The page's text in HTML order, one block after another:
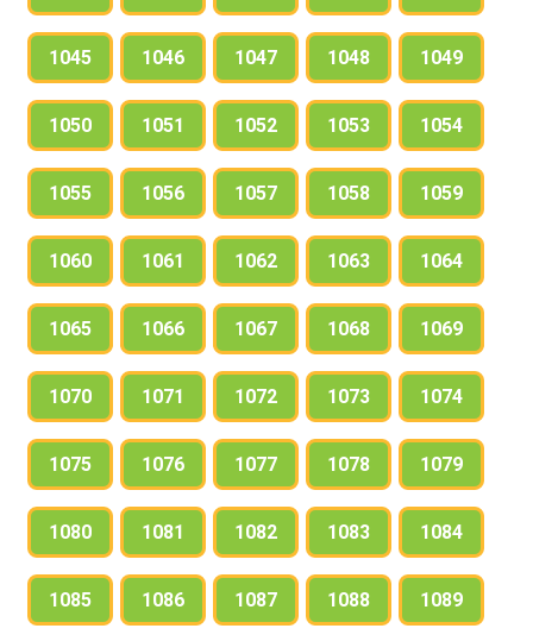
1045 1046 1047 1048 1049
1050 1051 1052 1053 1054
1055 1056 1057 1058 1059
1060 1061 1062 1063 1064
1065 1066 1067 1068 1069
1070 1071 1072 1073 1074
1075 1076 1077 1078 1079
1080 1081 1082 1083 1084
1085 1086 1087 1088 1089